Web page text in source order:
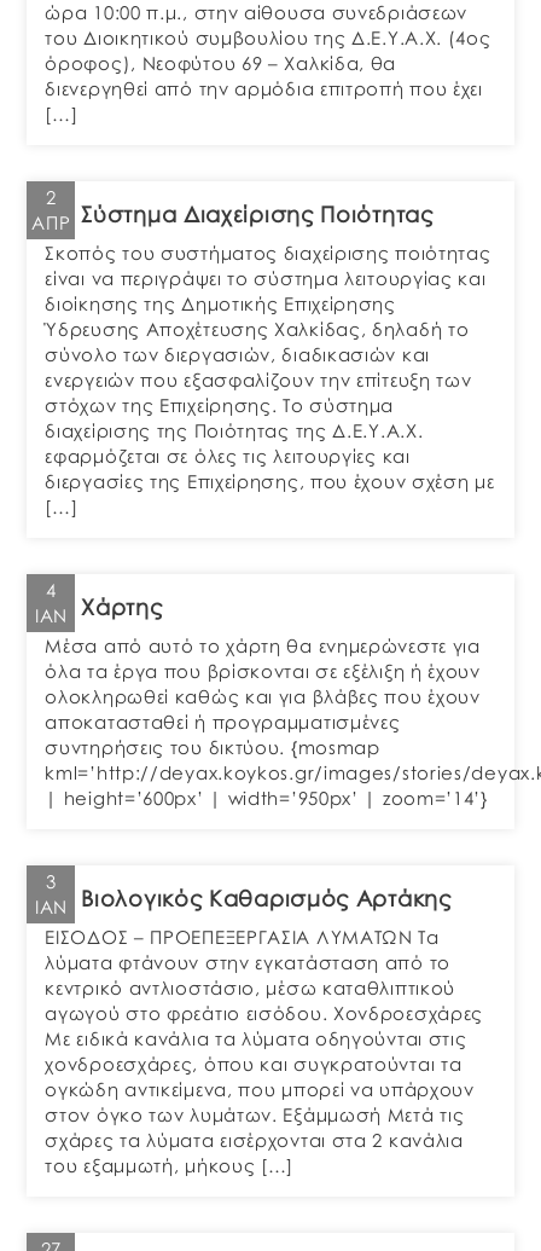
ώρα 10:00 π.μ., στην αίθουσα συνεδριάσεων
του Διοικητικού συμβουλίου της Δ.Ε.Υ.Α.Χ. (4ος
όροφος), Νεοφύτου 69 – Χαλκίδα, θα
διενεργηθεί από την αρμόδια επιτροπή που έχει
[…]
2
ΑΠΡ Σύστημα Διαχείρισης Ποιότητας
Σκοπός του συστήματος διαχείρισης ποιότητας
είναι να περιγράψει το σύστημα λειτουργίας και
διοίκησης της Δημοτικής Επιχείρησης
Ύδρευσης Αποχέτευσης Χαλκίδας, δηλαδή το
σύνολο των διεργασιών, διαδικασιών και
ενεργειών που εξασφαλίζουν την επίτευξη των
στόχων της Επιχείρησης. Το σύστημα
διαχείρισης της Ποιότητας της Δ.Ε.Υ.Α.Χ.
εφαρμόζεται σε όλες τις λειτουργίες και
διεργασίες της Επιχείρησης, που έχουν σχέση με
[…]
4
ΙΑΝ
Χάρτης
Μέσα από αυτό το χάρτη θα ενημερώνεστε για
όλα τα έργα που βρίσκονται σε εξέλιξη ή έχουν
ολοκληρωθεί καθώς και για βλάβες που έχουν
αποκατασταθεί ή προγραμματισμένες
συντηρήσεις του δικτύου. {mosmap
kml=’http://deyax.koykos.gr/images/stories/
| height=’600px’ | width=’950px’ | zoom=’14’}
3
ΙΑΝ
Βιολογικός Καθαρισμός Αρτάκης
ΕΙΣΟΔΟΣ – ΠΡΟΕΠΕΞΕΡΓΑΣΙΑ ΛΥΜΑΤΩΝ Τα
λύματα φτάνουν στην εγκατάσταση από το
κεντρικό αντλιοστάσιο, μέσω καταθλιπτικού
αγωγού στο φρεάτιο εισόδου. Χονδροεσχάρες
Με ειδικά κανάλια τα λύματα οδηγούνται στις
χονδροεσχάρες, όπου και συγκρατούνται τα
ογκώδη αντικείμενα, που μπορεί να υπάρχουν
στον όγκο των λυμάτων. Εξάμμωσή Μετά τις
σχάρες τα λύματα εισέρχονται στα 2 κανάλια
του εξαμμωτή, μήκους […]